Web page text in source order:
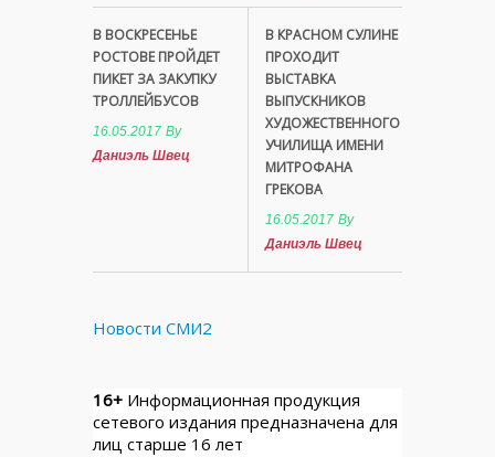
В ВОСКРЕСЕНЬЕ
РОСТОВЕ ПРОЙДЕТ
ПИКЕТ ЗА ЗАКУПКУ
ТРОЛЛЕЙБУСОВ
16.05.2017 By
Даниэль Швец
В КРАСНОМ СУЛИНЕ
ПРОХОДИТ
ВЫСТАВКА
ВЫПУСКНИКОВ
ХУДОЖЕСТВЕННОГО
УЧИЛИЩА ИМЕНИ
МИТРОФАНА
ГРЕКОВА
16.05.2017 By
Даниэль Швец
Новости СМИ2
16+ Информационная продукция
сетевого издания предназначена для
лиц старше 16 лет